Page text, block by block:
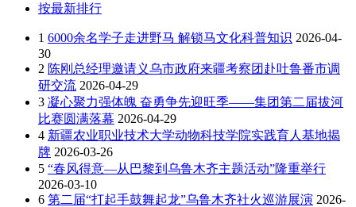
按最新排行
1 6000余名学子走进野马 解锁马文化科普知识 2026-04-
30
2 陈刚总经理邀请义乌市政府来疆考察团赴吐鲁番市调
研交流 2026-04-29
3 凝心聚力强体魄 奋勇争先迎旺季——集团第二届拔河
比赛圆满落幕 2026-04-29
4 新疆农业职业技术大学动物科技学院实践育人基地揭
牌 2026-03-26
5 “春风得意—从巴黎到乌鲁木齐主题活动”隆重举行
2026-03-10
6 第二届“打起手鼓舞起龙”乌鲁木齐社火巡游展演 2026-